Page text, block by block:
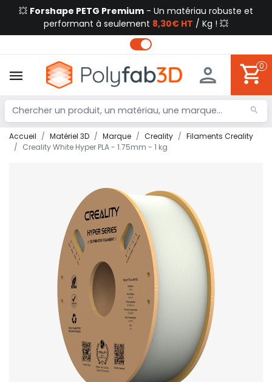
💥 Forshape PETG Premium - Un matériau robuste et
performant à seulement 8,30€ HT / Kg ! 💥
0
Accueil Matériel 3D Marque Creality
Filaments Creality
Creality White Hyper PLA - 1.75mm - 1 kg